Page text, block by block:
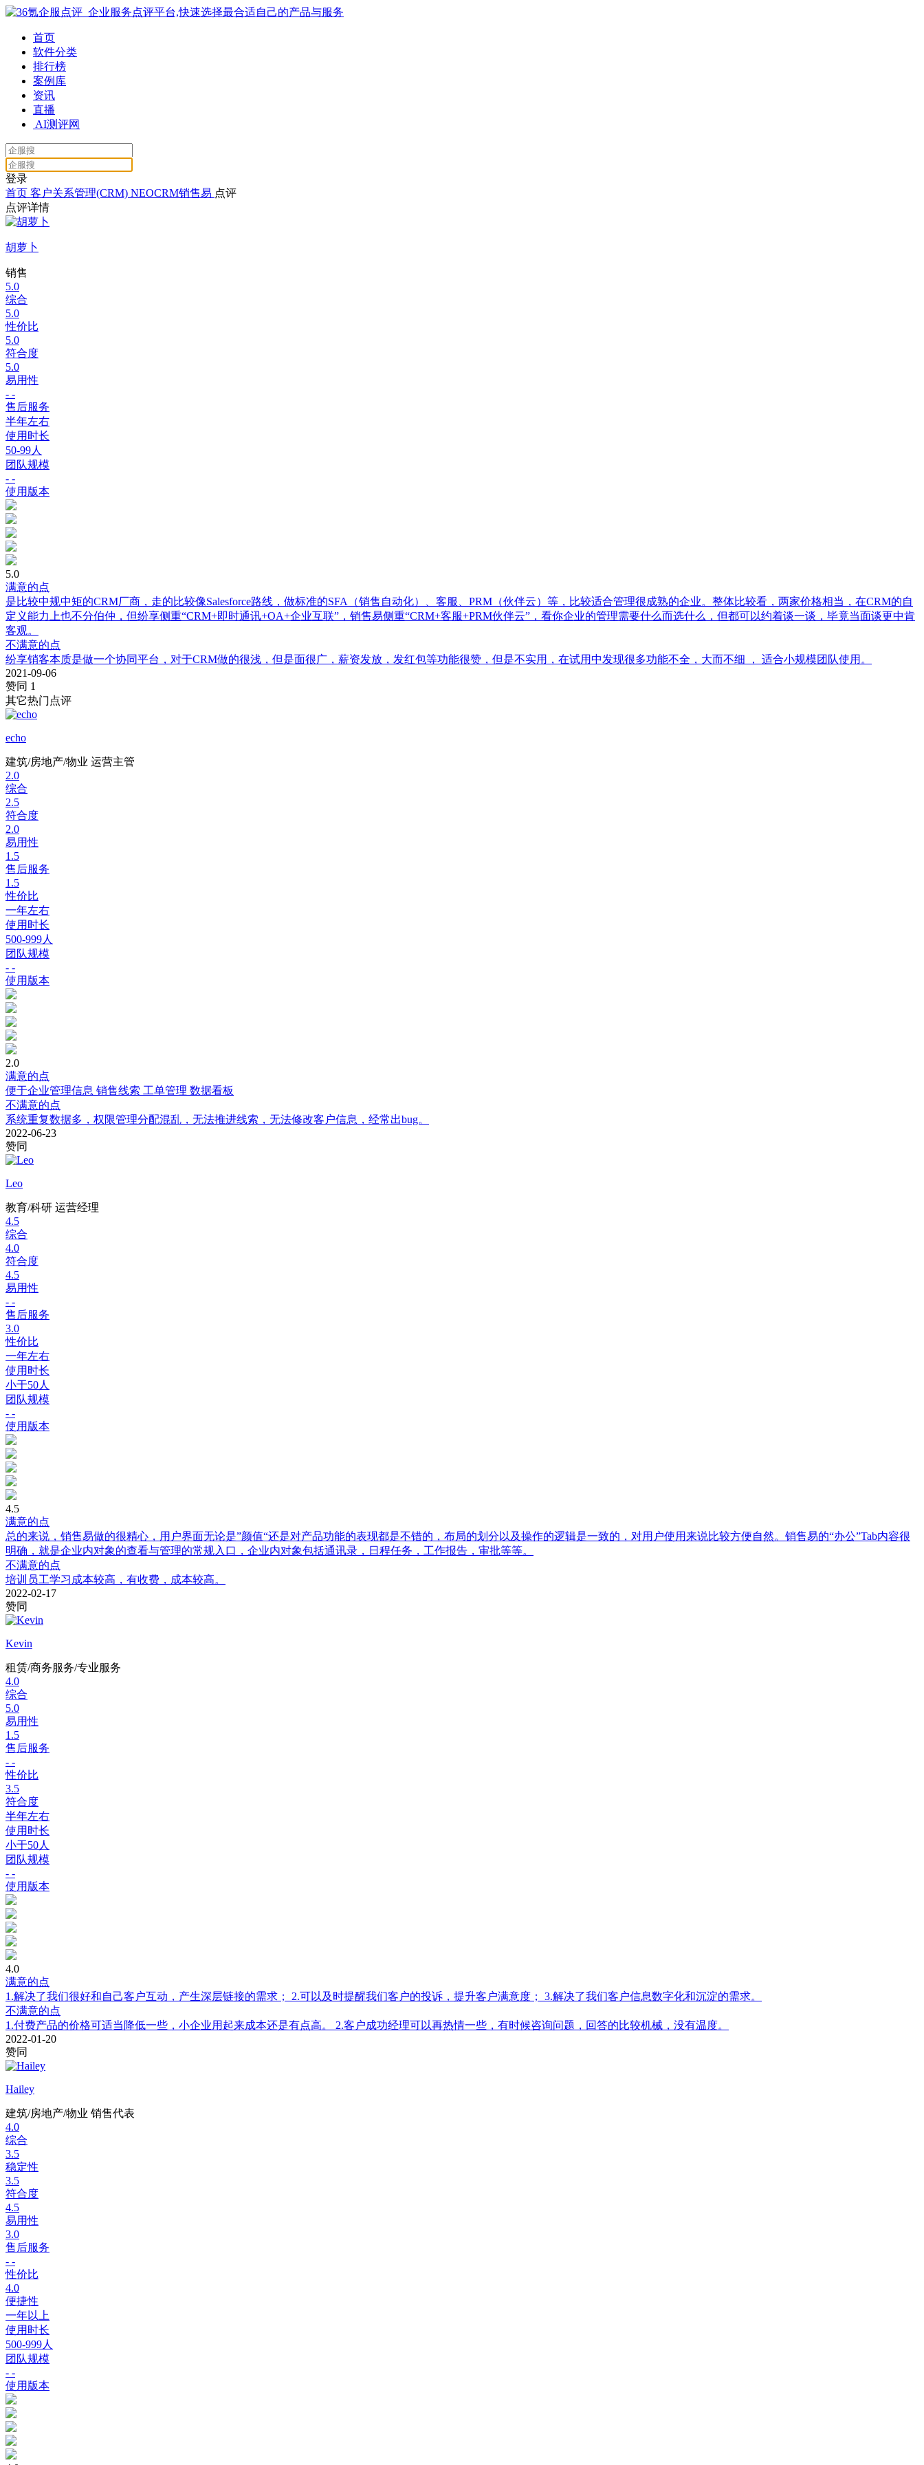
首页
软件分类
排行榜
案例库
资讯
直播
AI测评网
登录
首页 客户关系管理(CRM) NEOCRM销售易 点评
点评详情
胡萝卜
销售
5.0
综合
5.0
性价比
5.0
符合度
5.0
易用性
- -
售后服务
半年左右
使用时长
50-99人
团队规模
- -
使用版本
5.0
满意的点
是比较中规中矩的CRM厂商，走的比较像Salesforce路线，做标准的SFA（销售自动化）、客服、PRM（伙伴云）等，比较适合管理很成熟的企业。整体比较看，两家价格相当，在CRM的自
定义能力上也不分伯仲，但纷享侧重“CRM+即时通讯+OA+企业互联”，销售易侧重“CRM+客服+PRM伙伴云”，看你企业的管理需要什么而选什么，但都可以约着谈一谈，毕竟当面谈更中肯
客观。
不满意的点
纷享销客本质是做一个协同平台，对于CRM做的很浅，但是面很广，薪资发放，发红包等功能很赞，但是不实用，在试用中发现很多功能不全，大而不细 ， 适合小规模团队使用。
2021-09-06
赞同 1
其它热门点评
echo
建筑/房地产/物业 运营主管
2.0
综合
2.5
符合度
2.0
易用性
1.5
售后服务
1.5
性价比
一年左右
使用时长
500-999人
团队规模
- -
使用版本
2.0
满意的点
便于企业管理信息 销售线索 工单管理 数据看板
不满意的点
系统重复数据多，权限管理分配混乱，无法推进线索，无法修改客户信息，经常出bug。
2022-06-23
赞同
Leo
教育/科研 运营经理
4.5
综合
4.0
符合度
4.5
易用性
- -
售后服务
3.0
性价比
一年左右
使用时长
小于50人
团队规模
- -
使用版本
4.5
满意的点
总的来说，销售易做的很精心，用户界面无论是”颜值“还是对产品功能的表现都是不错的，布局的划分以及操作的逻辑是一致的，对用户使用来说比较方便自然。销售易的“办公”Tab内容很
明确，就是企业内对象的查看与管理的常规入口，企业内对象包括通讯录，日程任务，工作报告，审批等等。
不满意的点
培训员工学习成本较高，有收费，成本较高。
2022-02-17
赞同
Kevin
租赁/商务服务/专业服务
4.0
综合
5.0
易用性
1.5
售后服务
- -
性价比
3.5
符合度
半年左右
使用时长
小于50人
团队规模
- -
使用版本
4.0
满意的点
1.解决了我们很好和自己客户互动，产生深层链接的需求； 2.可以及时提醒我们客户的投诉，提升客户满意度； 3.解决了我们客户信息数字化和沉淀的需求。
不满意的点
1.付费产品的价格可适当降低一些，小企业用起来成本还是有点高。 2.客户成功经理可以再热情一些，有时候咨询问题，回答的比较机械，没有温度。
2022-01-20
赞同
Hailey
建筑/房地产/物业 销售代表
4.0
综合
3.5
稳定性
3.5
符合度
4.5
易用性
3.0
售后服务
- -
性价比
4.0
便捷性
一年以上
使用时长
500-999人
团队规模
- -
使用版本